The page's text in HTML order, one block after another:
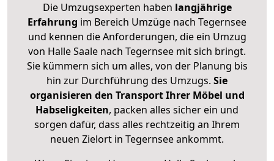
Die Umzugsexperten haben langjährige
Erfahrung im Bereich Umzüge nach Tegernsee
und kennen die Anforderungen, die ein Umzug
von Halle Saale nach Tegernsee mit sich bringt.
Sie kümmern sich um alles, von der Planung bis
hin zur Durchführung des Umzugs. Sie
organisieren den Transport Ihrer Möbel und
Habseligkeiten, packen alles sicher ein und
sorgen dafür, dass alles rechtzeitig an Ihrem
neuen Zielort in Tegernsee ankommt.